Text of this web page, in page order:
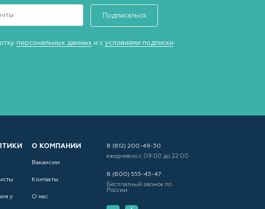
Подписаться
персональных данных и с условиями подписки
у
О КОМПАНИИ
Вакансии
Контакты
О нас
8 (812) 200-49-30
ежедневно с 09:00 до 22:00
8 (800) 555-43-47
Бесплатный звонок по
России